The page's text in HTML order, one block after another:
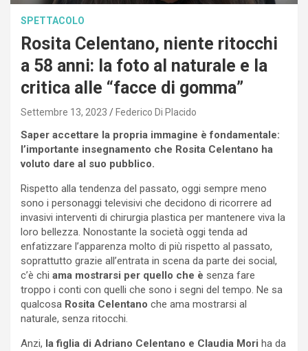
SPETTACOLO
Rosita Celentano, niente ritocchi
a 58 anni: la foto al naturale e la
critica alle “facce di gomma”
Settembre 13, 2023 Federico Di Placido
Saper accettare la propria immagine è fondamentale:
l’importante insegnamento che Rosita Celentano ha
voluto dare al suo pubblico.
Rispetto alla tendenza del passato, oggi sempre meno
sono i personaggi televisivi che decidono di ricorrere ad
invasivi interventi di chirurgia plastica per mantenere viva la
loro bellezza. Nonostante la società oggi tenda ad
enfatizzare l’apparenza molto di più rispetto al passato,
soprattutto grazie all’entrata in scena da parte dei social,
c’è chi ama mostrarsi per quello che è senza fare
troppo i conti con quelli che sono i segni del tempo. Ne sa
qualcosa Rosita Celentano che ama mostrarsi al
naturale, senza ritocchi.
Anzi, la figlia di Adriano Celentano e Claudia Mori ha da